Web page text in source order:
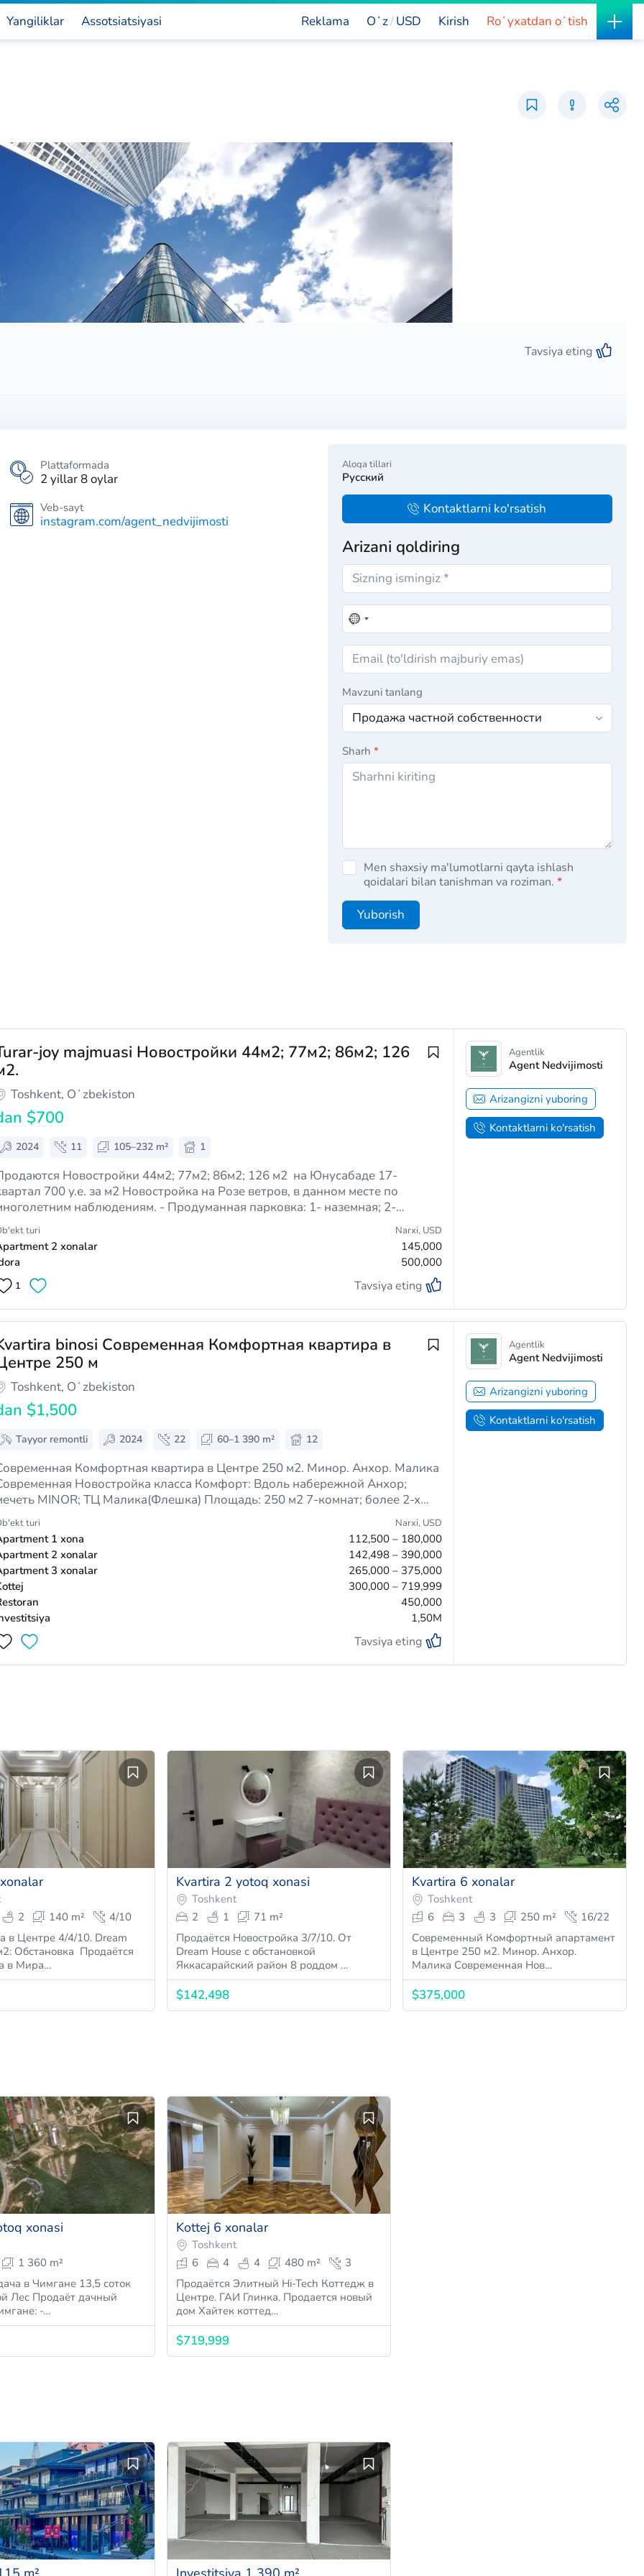
Reklama
Yangiliklar Assotsiatsiyasi Oʻz USD Kirish Roʻyxatdan oʻtish
Tavsiya eting
Plattaformada
2 yillar 8 oylar
Veb-sayt
instagram.com/agent_nedvijimosti
Aloqa tillari
Русский
Kontaktlarni ko'rsatish
Arizani qoldiring
Mavzuni tanlang
Sharh *
Men shaxsiy ma'lumotlarni qayta ishlash
qoidalari bilan tanishman va roziman. *
Yuborish
joy majmuasi Новостройки 44м2; 77м2; 86м2; 126
Toshkent, Oʻzbekiston
$700
2024 11 105–232 m² 1
Новостройки 44м2; 77м2; 86м2; 126 м2 на Юнусабаде 17-
700 у.е. за м2 Новостройка на Розе ветров, в данном месте по
наблюдениям. - Продуманная парковка: 1- наземная; 2-
подземная - 2 лифта (грузовой; пассажирский) - Просторные
4…
turi Narxi, USD
2 xonalar
145,000
500,000
1 Tavsiya eting
Agentlik
Agent Nedvijimosti
Arizangizni yuboring
Kontaktlarni ko'rsatish
binosi Современная Комфортная квартира в
250 м
Toshkent, Oʻzbekiston
$1,500
Tayyor remontli 2024 22 60–1 390 m² 12
Комфортная квартира в Центре 250 м2. Минор. Анхор. Малика
Новостройка класса Комфорт: Вдоль набережной Анхор;
MINOR; ТЦ Малика(Флешка) Площадь: 250 м2 7-комнат; более 2-х
узлов (раздельных) Проект модно изменить Высотка из 22-х этажей
вид…
turi Narxi, USD
1 xona
112,500 – 180,000
2 xonalar
142,498 – 390,000
3 xonalar
265,000 – 375,000
300,000 – 719,999
450,000
1,50M
Tavsiya eting
Agentlik
Agent Nedvijimosti
Arizangizni yuboring
Kontaktlarni ko'rsatish
2
140 m²
4/10
в Центре 4/4/10. Dream
Продаётся
в Мира…
Kvartira 2 yotoq xonasi
Toshkent
2
1
71 m²
Продаётся Новостройка 3/7/10. От
Dream House с обстановкой
Яккасарайский район 8 роддом …
$142,498
Kvartira 6 xonalar
Toshkent
6
3 3 250 m²
16/22
Современный Комфортный апартамент
в Центре 250 м2. Минор. Анхор.
Малика Современная Нов…
$375,000
xonasi
1 360 m²
в Чимгане 13,5 соток
дачный
-…
Kottej 6 xonalar
Toshkent
6
4 4 480 m²
3
Продаётся Элитный Hi-Tech Коттедж в
Центре. ГАИ Глинка. Продается новый
дом Хайтек коттед…
$719,999